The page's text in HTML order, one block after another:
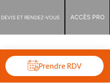
DEVIS ET RENDEZ-VOUS ACCÈS PRO
Prendre RDV